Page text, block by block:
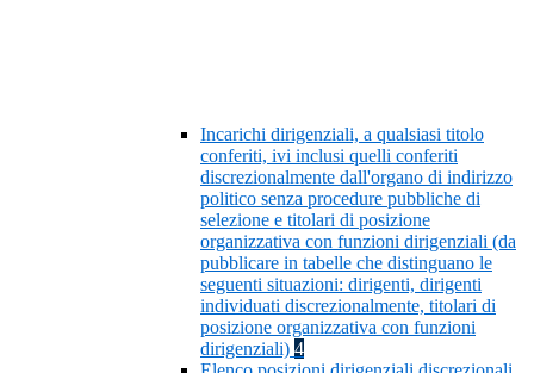
Incarichi dirigenziali, a qualsiasi titolo
conferiti, ivi inclusi quelli conferiti
discrezionalmente dall'organo di indirizzo
politico senza procedure pubbliche di
selezione e titolari di posizione
organizzativa con funzioni dirigenziali (da
pubblicare in tabelle che distinguano le
seguenti situazioni: dirigenti, dirigenti
individuati discrezionalmente, titolari di
posizione organizzativa con funzioni
dirigenziali) 4